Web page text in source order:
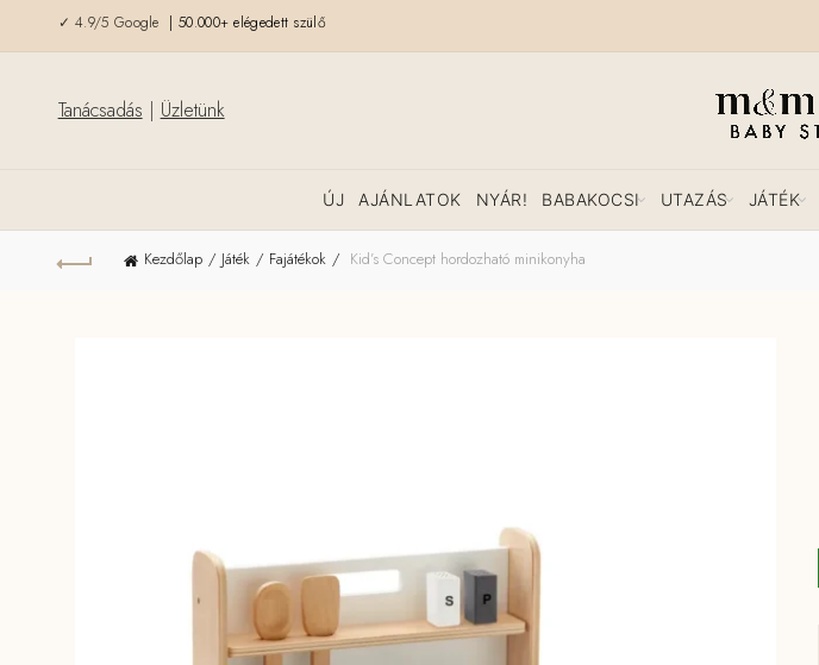
✓ 4.9/5 Google | 50.000+ elégedett szülő
Tanácsadás | Üzletünk
ÚJ AJÁNLATOK NYÁR! BABAKOCSI UTAZÁS JÁTÉK
Kezdőlap Játék Fajátékok Kid’s Concept hordozható minikonyha